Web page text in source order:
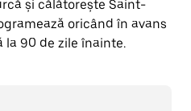
și călătorește Saint-
oricând în avans
la 90 de zile înainte.